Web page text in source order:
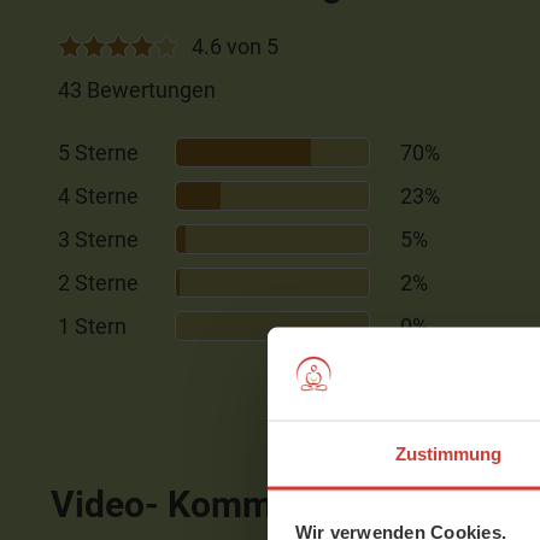
Zustimmung
Wir verwenden Cookies.
4.6 von 5
43 Bewertungen
5 Sterne
70%
4 Sterne
23%
3 Sterne
5%
2 Sterne
2%
1 Stern
0%
Video- Kommentare